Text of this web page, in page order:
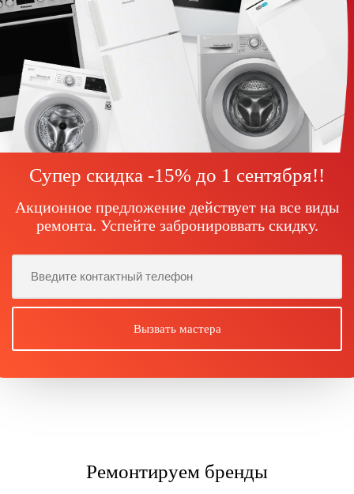
Супер скидка -15% до 1 сентября!!
Акционное предложение действует на все виды
ремонта. Успейте забронироввать скидку.
Ремонтируем бренды